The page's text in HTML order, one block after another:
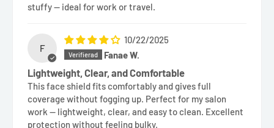
stuffy — ideal for work or travel.
F
10/22/2025
Fanae W.
Lightweight, Clear, and Comfortable
This face shield fits comfortably and gives full
coverage without fogging up. Perfect for my salon
work — lightweight, clear, and easy to clean. Excellent
protection without feeling bulky.